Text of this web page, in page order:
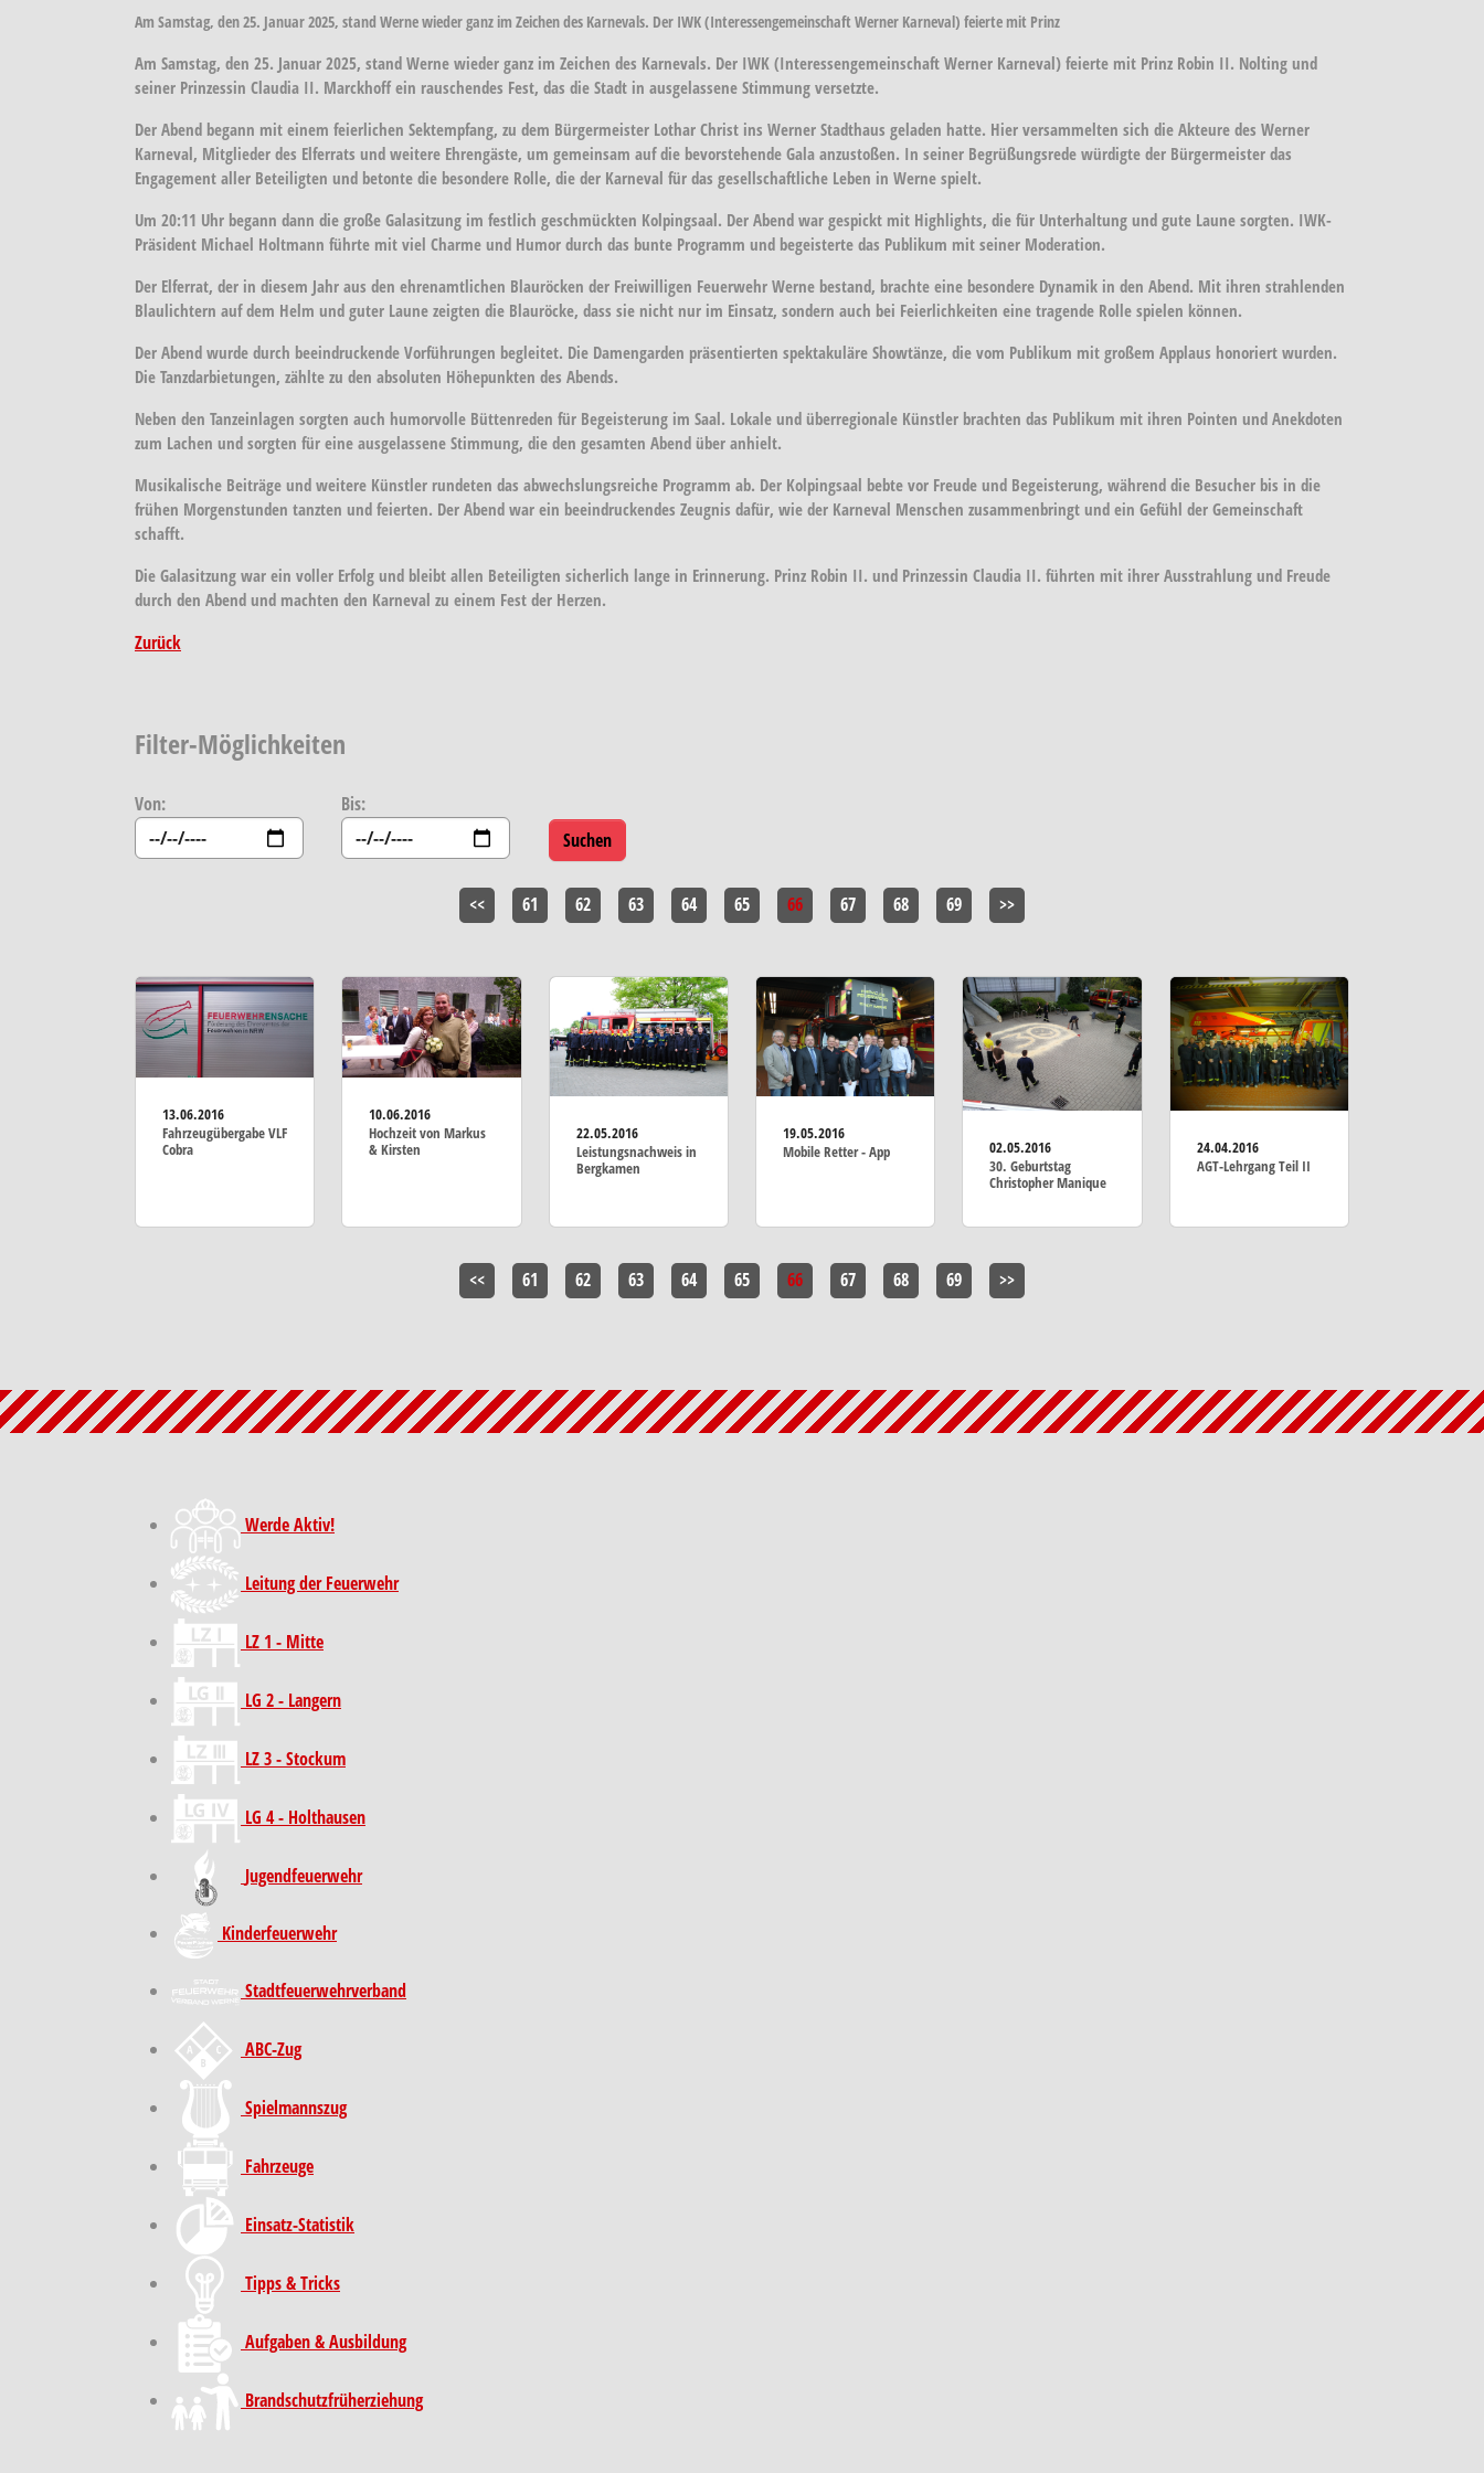
Am Samstag, den 25. Januar 2025, stand Werne wieder ganz im Zeichen des Karnevals. Der IWK (Interessengemeinschaft Werner Karneval) feierte mit Prinz
Am Samstag, den 25. Januar 2025, stand Werne wieder ganz im Zeichen des Karnevals. Der IWK (Interessengemeinschaft Werner Karneval) feierte mit Prinz Robin II. Nolting und
seiner Prinzessin Claudia II. Marckhoff ein rauschendes Fest, das die Stadt in ausgelassene Stimmung versetzte.
Der Abend begann mit einem feierlichen Sektempfang, zu dem Bürgermeister Lothar Christ ins Werner Stadthaus geladen hatte. Hier versammelten sich die Akteure des Werner
Karneval, Mitglieder des Elferrats und weitere Ehrengäste, um gemeinsam auf die bevorstehende Gala anzustoßen. In seiner Begrüßungsrede würdigte der Bürgermeister das
Engagement aller Beteiligten und betonte die besondere Rolle, die der Karneval für das gesellschaftliche Leben in Werne spielt.
Um 20:11 Uhr begann dann die große Galasitzung im festlich geschmückten Kolpingsaal. Der Abend war gespickt mit Highlights, die für Unterhaltung und gute Laune sorgten. IWK-
Präsident Michael Holtmann führte mit viel Charme und Humor durch das bunte Programm und begeisterte das Publikum mit seiner Moderation.
Der Elferrat, der in diesem Jahr aus den ehrenamtlichen Blauröcken der Freiwilligen Feuerwehr Werne bestand, brachte eine besondere Dynamik in den Abend. Mit ihren strahlenden
Blaulichtern auf dem Helm und guter Laune zeigten die Blauröcke, dass sie nicht nur im Einsatz, sondern auch bei Feierlichkeiten eine tragende Rolle spielen können.
Der Abend wurde durch beeindruckende Vorführungen begleitet. Die Damengarden präsentierten spektakuläre Showtänze, die vom Publikum mit großem Applaus honoriert wurden.
Die Tanzdarbietungen, zählte zu den absoluten Höhepunkten des Abends.
Neben den Tanzeinlagen sorgten auch humorvolle Büttenreden für Begeisterung im Saal. Lokale und überregionale Künstler brachten das Publikum mit ihren Pointen und Anekdoten
zum Lachen und sorgten für eine ausgelassene Stimmung, die den gesamten Abend über anhielt.
Musikalische Beiträge und weitere Künstler rundeten das abwechslungsreiche Programm ab. Der Kolpingsaal bebte vor Freude und Begeisterung, während die Besucher bis in die
frühen Morgenstunden tanzten und feierten. Der Abend war ein beeindruckendes Zeugnis dafür, wie der Karneval Menschen zusammenbringt und ein Gefühl der Gemeinschaft
schafft.
Die Galasitzung war ein voller Erfolg und bleibt allen Beteiligten sicherlich lange in Erinnerung. Prinz Robin II. und Prinzessin Claudia II. führten mit ihrer Ausstrahlung und Freude
durch den Abend und machten den Karneval zu einem Fest der Herzen.
Zurück
Filter-Möglichkeiten
Von: Bis:
<< 61 62 63 64 65 66 67 68 69 >>
13.06.2016
Fahrzeugübergabe VLF
Cobra
10.06.2016
Hochzeit von Markus
& Kirsten
22.05.2016
Leistungsnachweis in
Bergkamen
19.05.2016
Mobile Retter - App
02.05.2016
30. Geburtstag
Christopher Manique
24.04.2016
AGT-Lehrgang Teil II
<< 61 62 63 64 65 66 67 68 69 >>
Werde Aktiv!
Leitung der Feuerwehr
LZ 1 - Mitte
LG 2 - Langern
LZ 3 - Stockum
LG 4 - Holthausen
Jugendfeuerwehr
Kinder­feuer­wehr
Stadt­feuer­wehr­verband
ABC-Zug
Spielmannszug
Fahrzeuge
Einsatz-Statistik
Tipps & Tricks
Aufgaben & Ausbildung
Brand­schutz­früh­erziehung